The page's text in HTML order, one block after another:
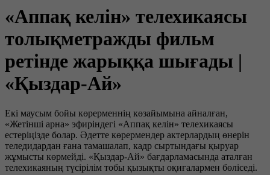
«Аппақ келін» телехикаясы
толықметражды фильм
ретінде жарыққа шығады |
«Қыздар-Ай»
Екі маусым бойы көрерменнің көзайымына айналған,
«Жетінші арна» эфиріндегі «Аппақ келін» телехикаясы
естеріңізде болар. Әдетте көрермендер актерлардың өнерін
теледидардан ғана тамашалап, кадр сыртындағы қыруар
жұмысты көрмейді. «Қыздар-Ай» бағдарламасында аталған
телехикаяның түсірілім тобы қызықты оқиғалармен бөліседі.